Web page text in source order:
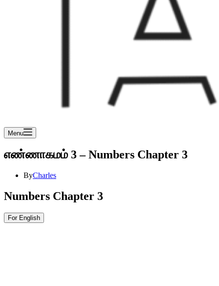
Menu
எண்ணாகமம் 3 – Numbers Chapter 3
ByCharles
Numbers Chapter 3
For English